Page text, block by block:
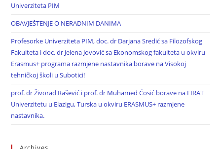
Univerziteta PIM
OBAVJEŠTENJE O NERADNIM DANIMA
Profesorke Univerziteta PIM, doc. dr Darjana Sredić sa Filozofskog
Fakulteta i doc. dr Jelena Jovović sa Ekonomskog fakulteta u okviru
Erasmus+ programa razmjene nastavnika borave na Visokoj
tehničkoj školi u Subotici!
prof. dr Živorad Rašević i prof. dr Muhamed Ćosić borave na FIRAT
Univerzitetu u Elazigu, Turska u okviru ERASMUS+ razmjene
nastavnika.